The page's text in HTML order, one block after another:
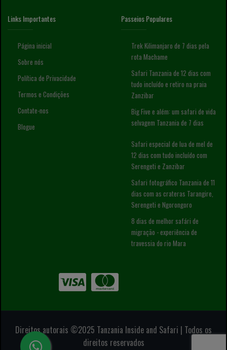
Links Importantes
Página inicial
Sobre nós
Política de Privacidade
Termos e Condições
Contate-nos
Blogue
Passeios Populares
Trek Kilimanjaro de 7 dias pela
rota Machame
Safari Tanzania de 12 dias com
tudo incluído e retiro na praia
Zanzibar
Big Five e além: um safari de vida
selvagem Tanzania de 7 dias
Safari especial de lua de mel de
12 dias com tudo incluído com
Serengeti e Zanzibar
Safari fotográfico Tanzania de 11
dias com as crateras Tarangire,
Serengeti e Ngorongoro
8 dias de melhor safári de
migração - experiência de
travessia do rio Mara
Direitos autorais ©2025 Tanzania Inside and Safari | Todos os
direitos reservados